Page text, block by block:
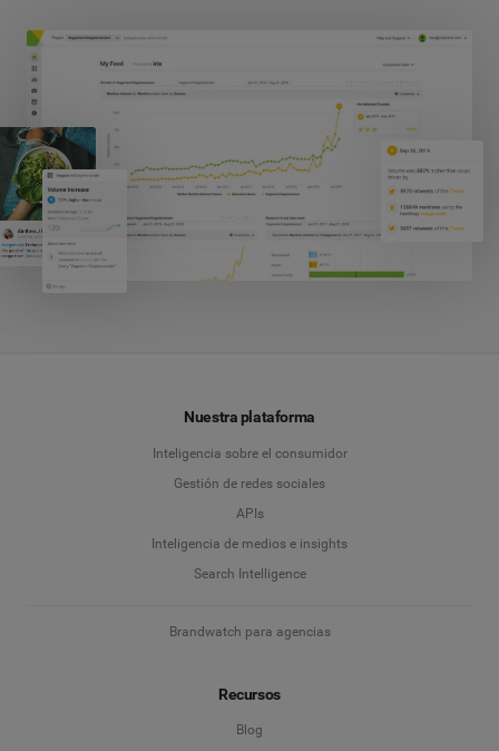
Nuestra plataforma
Inteligencia sobre el consumidor
Gestión de redes sociales
APIs
Inteligencia de medios e insights
Search Intelligence
Brandwatch para agencias
Recursos
Blog